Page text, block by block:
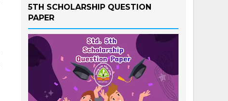
5TH SCHOLARSHIP QUESTION
PAPER